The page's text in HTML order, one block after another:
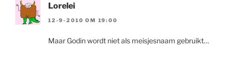
Lorelei
12-9-2010 OM 19:00
Maar Godin wordt niet als meisjesnaam gebruikt…